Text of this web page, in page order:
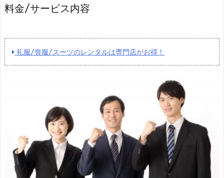
料金/サービス内容
礼服/喪服/スーツのレンタルは専門店がお得！